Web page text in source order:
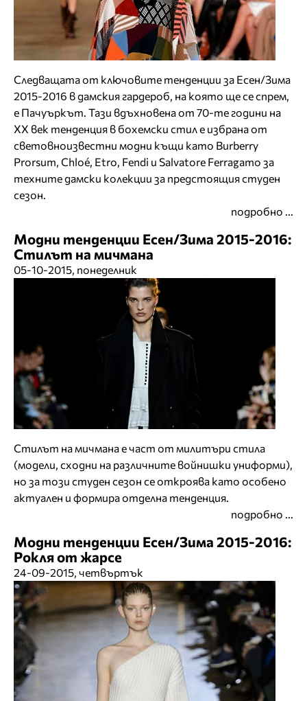
Следващата от ключовите тенденции за Есен/Зима
2015-2016 в дамския гардероб, на която ще се спрем,
е Пачуъркът. Тази вдъхновена от 70-те години на
ХХ век тенденция в бохемски стил е избрана от
световноизвестни модни къщи като Burberry
Prorsum, Chloé, Etro, Fendi и Salvatore Ferragamo за
техните дамски колекции за предстоящия студен
сезон.
подробно ...
Модни тенденции Есен/Зима 2015-2016:
Стилът на мичмана
05-10-2015, понеделник
Стилът на мичмана е част от милитъри стила
(модели, сходни на различните войнишки униформи),
но за този студен сезон се откроява като особено
актуален и формира отделна тенденция.
подробно ...
Модни тенденции Есен/Зима 2015-2016:
Рокля от жарсе
24-09-2015, четвъртък